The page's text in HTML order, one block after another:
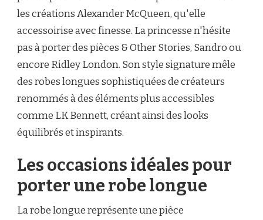
les créations Alexander McQueen, qu'elle
accessoirise avec finesse. La princesse n'hésite
pas à porter des pièces & Other Stories, Sandro ou
encore Ridley London. Son style signature mêle
des robes longues sophistiquées de créateurs
renommés à des éléments plus accessibles
comme LK Bennett, créant ainsi des looks
équilibrés et inspirants.
Les occasions idéales pour
porter une robe longue
La robe longue représente une pièce